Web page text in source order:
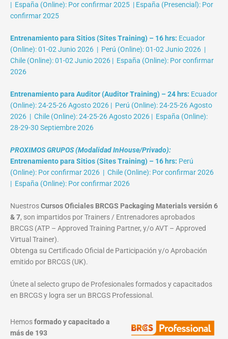
| España (Online): Por confirmar 2025 | España (Presencial): Por
confirmar 2025
Entrenamiento para Sitios (Sites Training) – 16 hrs: Ecuador
(Online): 01-02 Junio 2026 | Perú (Online): 01-02 Junio 2026 |
Chile (Online): 01-02 Junio 2026 | España (Online): Por confirmar
2026
Entrenamiento para Auditor (Auditor Training) – 24 hrs: Ecuador
(Online): 24-25-26 Agosto 2026 | Perú (Online): 24-25-26 Agosto
2026 | Chile (Online): 24-25-26 Agosto 2026 | España (Online):
28-29-30 Septiembre 2026
PROXIMOS GRUPOS (Modalidad InHouse/Privado):
Entrenamiento para Sitios (Sites Training) – 16 hrs: Perú
(Online): Por confirmar 2026 | Chile (Online): Por confirmar 2026
| España (Online): Por confirmar 2026
NuestrosCursos Oficiales BRCGS Packaging Materials versión 6
& 7, son impartidos por Trainers / Entrenadores aprobados
BRCGS (ATP – Approved Training Partner, y/o AVT – Approved
Virtual Trainer).
Obtenga su Certificado Oficial de Participación y/o Aprobación
emitido por BRCGS (UK).
Únete al selecto grupo de Profesionales formados y capacitados
en BRCGS y logra ser un BRCGS Professional.
Hemosformado y capacitado a
más de 193